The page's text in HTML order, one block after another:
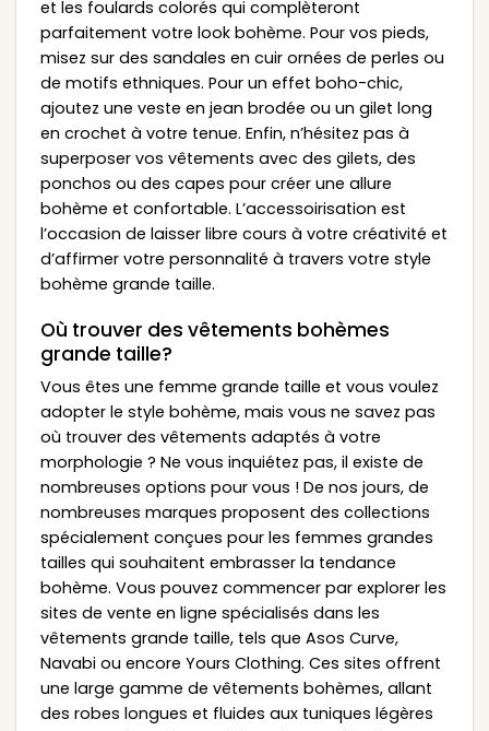
et les foulards colorés qui complèteront
parfaitement votre look bohème. Pour vos pieds,
misez sur des sandales en cuir ornées de perles ou
de motifs ethniques. Pour un effet boho-chic,
ajoutez une veste en jean brodée ou un gilet long
en crochet à votre tenue. Enfin, n’hésitez pas à
superposer vos vêtements avec des gilets, des
ponchos ou des capes pour créer une allure
bohème et confortable. L’accessoirisation est
l’occasion de laisser libre cours à votre créativité et
d’affirmer votre personnalité à travers votre style
bohème grande taille.
Où trouver des vêtements bohèmes
grande taille?
Vous êtes une femme grande taille et vous voulez
adopter le style bohème, mais vous ne savez pas
où trouver des vêtements adaptés à votre
morphologie ? Ne vous inquiétez pas, il existe de
nombreuses options pour vous ! De nos jours, de
nombreuses marques proposent des collections
spécialement conçues pour les femmes grandes
tailles qui souhaitent embrasser la tendance
bohème. Vous pouvez commencer par explorer les
sites de vente en ligne spécialisés dans les
vêtements grande taille, tels que Asos Curve,
Navabi ou encore Yours Clothing. Ces sites offrent
une large gamme de vêtements bohèmes, allant
des robes longues et fluides aux tuniques légères